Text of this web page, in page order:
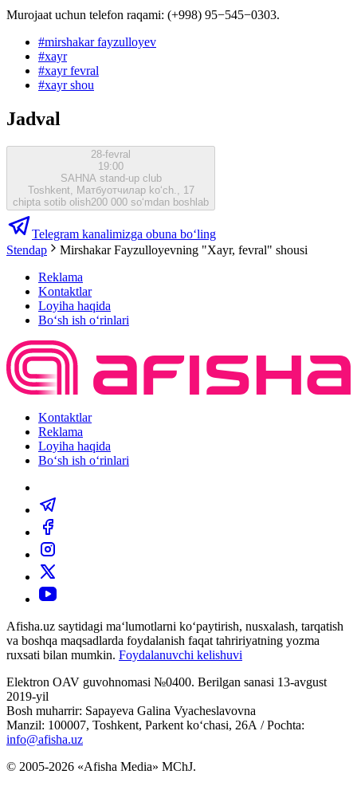
Murojaat uchun telefon raqami: (+998) 95−545−0303.
#mirshakar fayzulloyev
#xayr
#xayr fevral
#xayr shou
Jadval
28-fevral
19:00
SAHNA stand-up club
Toshkent, Матбуотчилар ko‘ch., 17
chipta sotib olish200 000 so‘mdan boshlab
Telegram kanalimizga obuna bo‘ling
Stendap
Mirshakar Fayzulloyevning "Xayr, fevral" shousi
Reklama
Kontaktlar
Loyiha haqida
Bo‘sh ish o‘rinlari
Kontaktlar
Reklama
Loyiha haqida
Bo‘sh ish o‘rinlari
Afisha.uz saytidagi ma‘lumotlarni ko‘paytirish, nusxalash, tarqatish
va boshqa maqsadlarda foydalanish faqat tahririyatning yozma
ruxsati bilan mumkin. Foydalanuvchi kelishuvi
Elektron OAV guvohnomasi №0400. Berilgan sanasi 13-avgust
2019-yil
Bosh muharrir: Sapayeva Galina Vyacheslavovna
Manzil: 100007, Toshkent, Parkent ko‘chasi, 26А / Pochta:
info@afisha.uz
© 2005-2026 «Afisha Media» MChJ.